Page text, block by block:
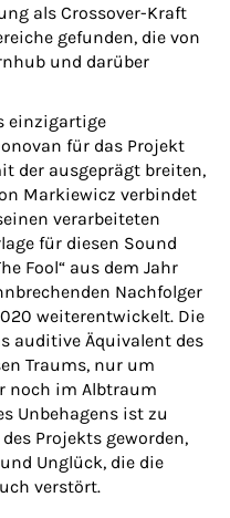
als Crossover-Kraft
gefunden, die von
und darüber
einzigartige
für das Projekt
der ausgeprägt breiten,
Markiewicz verbindet
verarbeiteten
für diesen Sound
Fool“ aus dem Jahr
Nachfolger
weiterentwickelt. Die
auditive Äquivalent des
Traums, nur um
noch im Albtraum
Unbehagens ist zu
Projekts geworden,
Unglück, die die
verstört.